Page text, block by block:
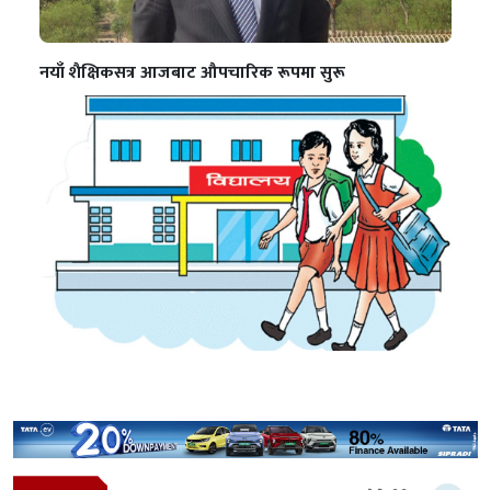
नयाँ शैक्षिकसत्र आजबाट औपचारिक रूपमा सुरू